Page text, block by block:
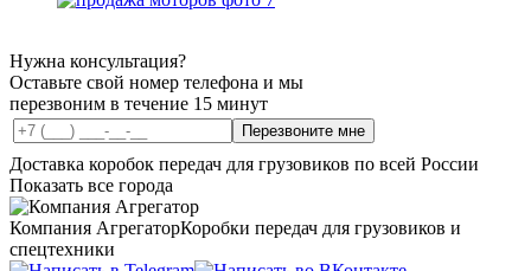
Нужна консультация?
Оставьте свой номер телефона и мы
перезвоним в течение 15 минут
Перезвоните мне
Доставка коробок передач для грузовиков по всей России
Показать все города
Компания АгрегаторКоробки передач для грузовиков и
спецтехники